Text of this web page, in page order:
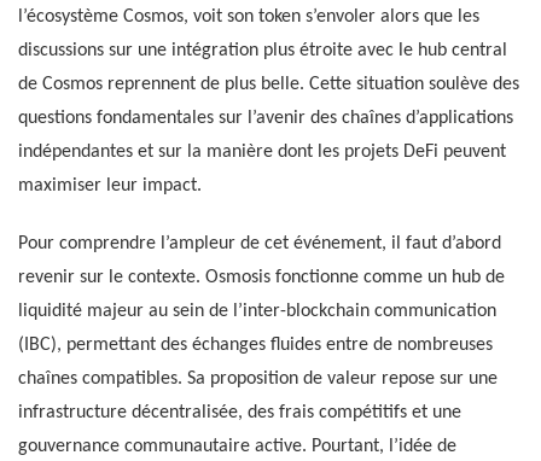
l’écosystème Cosmos, voit son token s’envoler alors que les
discussions sur une intégration plus étroite avec le hub central
de Cosmos reprennent de plus belle. Cette situation soulève des
questions fondamentales sur l’avenir des chaînes d’applications
indépendantes et sur la manière dont les projets DeFi peuvent
maximiser leur impact.
Pour comprendre l’ampleur de cet événement, il faut d’abord
revenir sur le contexte. Osmosis fonctionne comme un hub de
liquidité majeur au sein de l’inter-blockchain communication
(IBC), permettant des échanges fluides entre de nombreuses
chaînes compatibles. Sa proposition de valeur repose sur une
infrastructure décentralisée, des frais compétitifs et une
gouvernance communautaire active. Pourtant, l’idée de